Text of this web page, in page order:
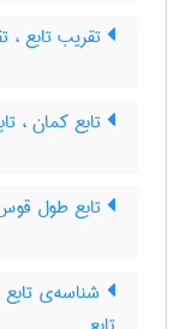
تقریب تابع ،
تابع کمان ،
تابع طول
شناسه‌ی